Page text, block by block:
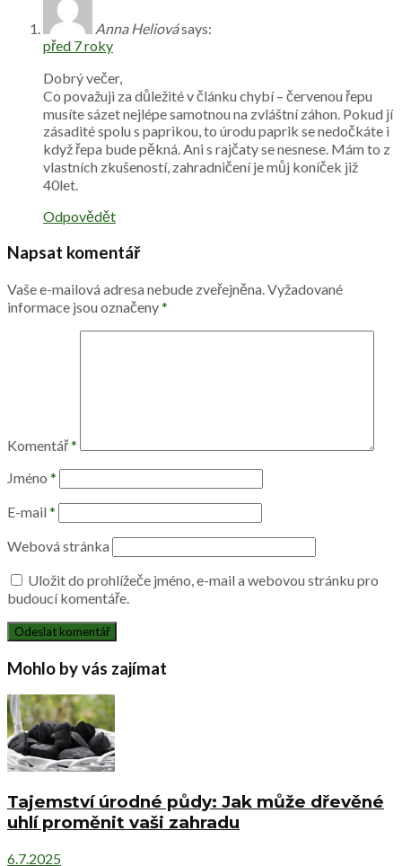
Anna Heliovásays:
před 7 roky
Dobrý večer,
Co považuji za důležité v článku chybí – červenou řepu
musíte sázet nejlépe samotnou na zvláštní záhon. Pokud jí
zásadité spolu s paprikou, to úrodu paprik se nedočkáte i
když řepa bude pěkná. Ani s rajčaty se nesnese. Mám to z
vlastních zkušeností, zahradničení je můj koníček již
40let.
Odpovědět
Napsat komentář
Vaše e-mailová adresa nebude zveřejněna.Vyžadované
informace jsou označeny*
Komentář*
Jméno *
E-mail *
Webová stránka
Uložit do prohlížeče jméno, e-mail a webovou stránku pro
budoucí komentáře.
Mohlo by vás zajímat
Tajemství úrodné půdy: Jak může dřevěné
uhlí proměnit vaši zahradu
6.7.2025